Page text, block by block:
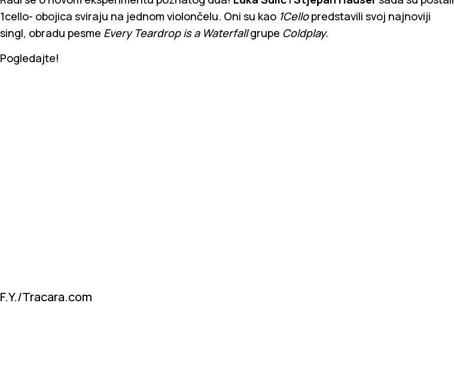
1cello- obojica sviraju na jednom violončelu. Oni su kao 1Cellopredstavili svoj najnoviji
singl, obradu pesme Every Teardrop is a Waterfallgrupe Coldplay.
Pogledajte!
F.Y./Tracara.com